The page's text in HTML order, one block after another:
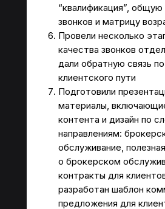
“квалификация”,
звонков и матрицу
Провели несколько
качества звонков
дали обратную связь
клиентского пути
Подготовили
материалы,
контента и дизайн по
направлениям:
обслуживание,
о брокерском
контракты для
разработан шаблон
предложения для